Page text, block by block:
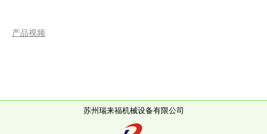
产品视频
苏州瑞来福机械设备有限公司